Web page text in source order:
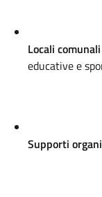
Locali comunali
educative e
Supporti